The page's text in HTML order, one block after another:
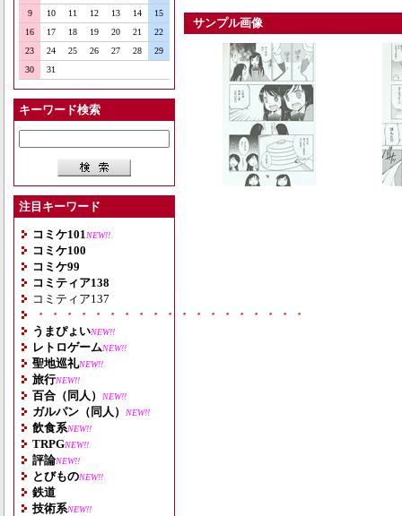
9
10 11 12 13 14
15
16
17 18 19 20 21
22
23
24 25 26 27 28
29
30
31
キーワード検索
注目キーワード
コミケ101 NEW!!
コミケ100
コミケ99
コミティア138
コミティア137
・・・・・・・・・・・・・・・・・・・
うまぴょいNEW!!
レトロゲームNEW!!
聖地巡礼NEW!!
旅行NEW!!
百合（同人） NEW!!
ガルパン（同人） NEW!!
飲食系NEW!!
TRPGNEW!!
評論NEW!!
とびものNEW!!
鉄道
技術系NEW!!
サンプル画像